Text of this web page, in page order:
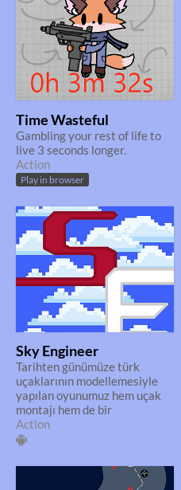
Time Wasteful
Gambling your rest of life to
live 3 seconds longer.
Action
Play in browser
Sky Engineer
Tarihten günümüze türk
uçaklarının modellemesiyle
yapılan oyunumuz hem uçak
montajı hem de bir
Action